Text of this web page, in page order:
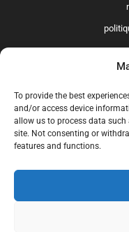
To provide the best
and/or access device
allow us to process data
site. Not consenting or
features and functions.
US GB FR IT
© 2025 Promo365.fr -
Promo365.fr est